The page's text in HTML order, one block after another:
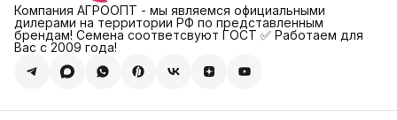
Компания АГРООПТ - мы являемся официальными
дилерами на территории РФ по представленным
брендам! Семена соответсвуют ГОСТ ✅ Работаем для
Вас с 2009 года!